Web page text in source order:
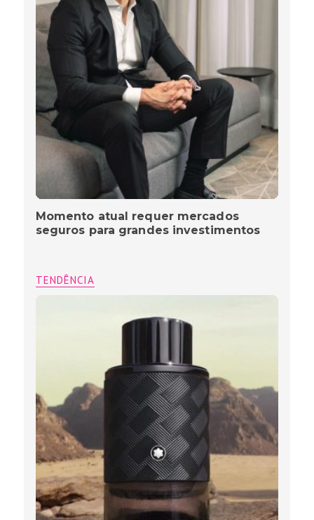
Momento atual requer mercados
seguros para grandes investimentos
TENDÊNCIA